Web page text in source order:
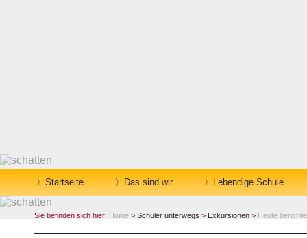
Startseite Das sind wir Lebendige Schule
Sie befinden sich hier: Home > Schüler unterwegs > Exkursionen > Heute